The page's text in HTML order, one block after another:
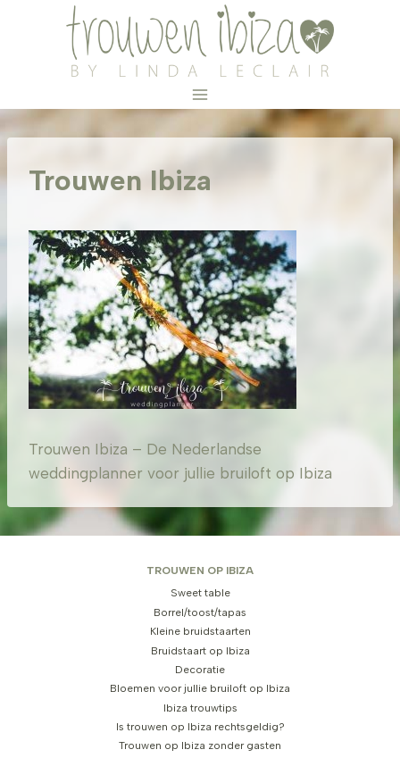
Trouwen Ibiza
Trouwen Ibiza – De Nederlandse
weddingplanner voor jullie bruiloft op Ibiza
TROUWEN OP IBIZA
Sweet table
Borrel/toost/tapas
Kleine bruidstaarten
Bruidstaart op Ibiza
Decoratie
Bloemen voor jullie bruiloft op Ibiza
Ibiza trouwtips
Is trouwen op Ibiza rechtsgeldig?
Trouwen op Ibiza zonder gasten